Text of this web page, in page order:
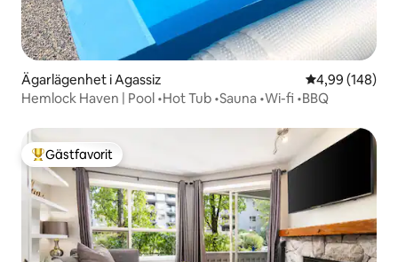
Ägarlägenhet i Agassiz 4,99 av 5 i
4,99 (148)
Hemlock Haven | Pool •Hot Tub •Sauna •Wi-fi •BBQ
Populär gästfavorit
Gästfavorit